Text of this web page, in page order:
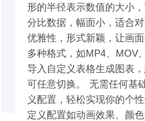
形的半径表示数值的大小
分比数据，幅面小，适合
优雅性，形式新颖，让画
多种格式，如MP4、MOV
导入自定义表格生成图表
可任意切换。 无需任何基
义配置，轻松实现你的个
定义配置如动画效果、颜